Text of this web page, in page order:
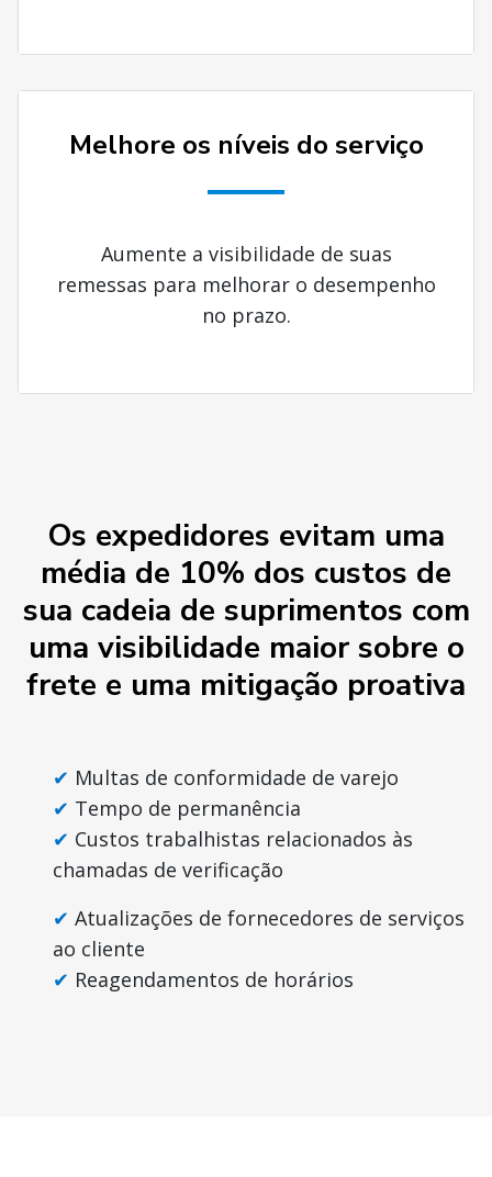
Melhore os níveis do serviço
Aumente a visibilidade de suas
remessas para melhorar o desempenho
no prazo.
Os expedidores evitam uma
média de 10% dos custos de
sua cadeia de suprimentos com
uma visibilidade maior sobre o
frete e uma mitigação proativa
Multas de conformidade de varejo
Tempo de permanência
Custos trabalhistas relacionados às
chamadas de verificação
Atualizações de fornecedores de serviços
ao cliente
Reagendamentos de horários